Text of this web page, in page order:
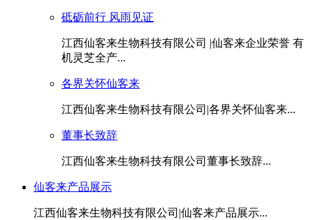
砥砺前行 风雨见证
江西仙客来生物科技有限公司 |仙客来企业荣誉 有
机灵芝全产...
各界关怀仙客来
江西仙客来生物科技有限公司|各界关怀仙客来...
董事长致辞
江西仙客来生物科技有限公司董事长致辞...
仙客来产品展示
江西仙客来生物科技有限公司|仙客来产品展示...